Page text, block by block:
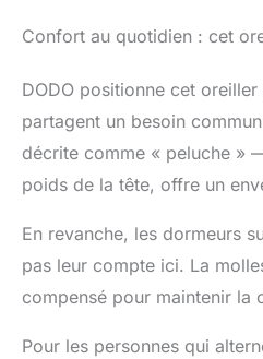
Confort au quotidien : cet
DODO positionne cet
partagent un besoin
décrite comme « peluche »
poids de la tête, offre un
En revanche, les dormeurs
pas leur compte ici. La
compensé pour maintenir la
Pour les personnes qui